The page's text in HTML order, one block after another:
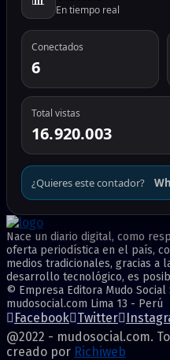
En tiempo real
Conectados
6
Total vistas
16.920.003
¿Quieres este contador?
Nace un diario digital, como
oferta periodística en el país,
medios tradicionales, gracias a
desarrollo tecnológico, es
© Empresa Editora Mudo Social
mudosocial.com Lima 13 - Perú
Facebook Twitter
@2022 - mudosocial.com.
creado por Richiweb